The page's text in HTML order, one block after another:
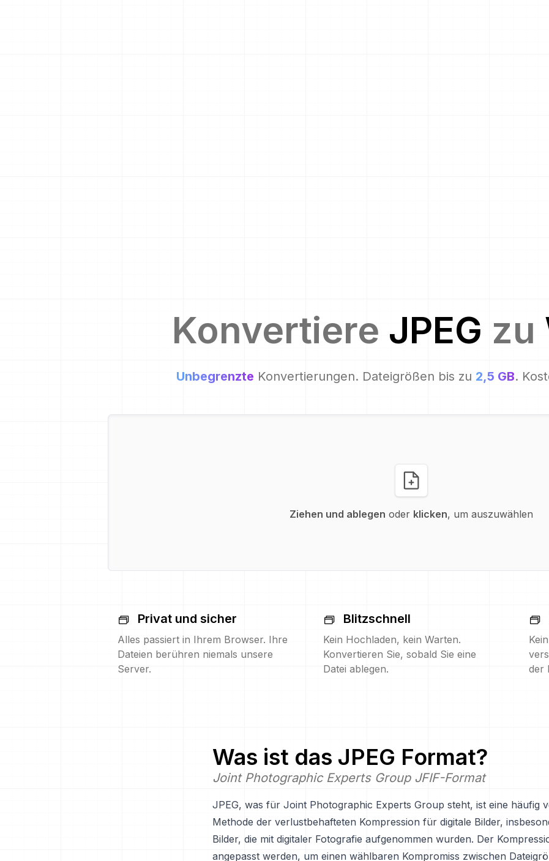
Konvertiere JPEG zu
Unbegrenzte Konvertierungen. Dateigrößen bis zu 2,5 GB.
Ziehen und ablegen oder klicken, um auszuwählen
Privat und sicher
Alles passiert in Ihrem Browser. Ihre
Dateien berühren niemals unsere
Server.
Blitzschnell
Kein Hochladen, kein Warten.
Konvertieren Sie, sobald Sie eine
Datei ablegen.
der
Was ist das JPEG Format?
Joint Photographic Experts Group JFIF-Format
JPEG, was für Joint Photographic Experts Group steht, ist eine häufig
Methode der verlustbehafteten Kompression für digitale Bilder,
Bilder, die mit digitaler Fotografie aufgenommen wurden. Der
angepasst werden, um einen wählbaren Kompromiss zwischen